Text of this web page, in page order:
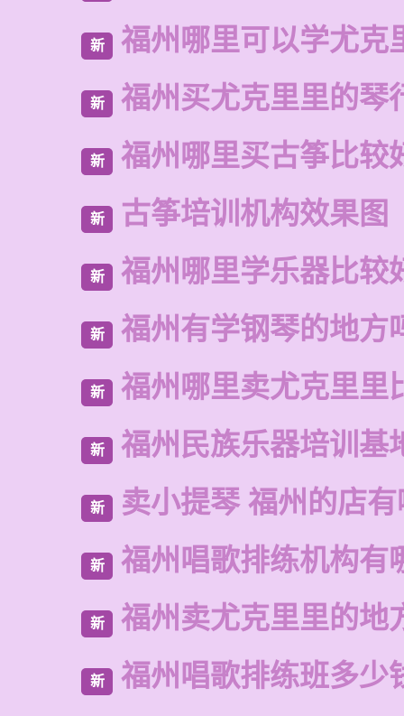
新 福州哪里可以学尤克
新 福州买尤克里里的琴
新 福州哪里买古筝比较
新 古筝培训机构效果图
新 福州哪里学乐器比较
新 福州有学钢琴的地方
新 福州哪里卖尤克里里
新 福州民族乐器培训基
新 卖小提琴 福州的店
新 福州唱歌排练机构有
新 福州卖尤克里里的地
新 福州唱歌排练班多少